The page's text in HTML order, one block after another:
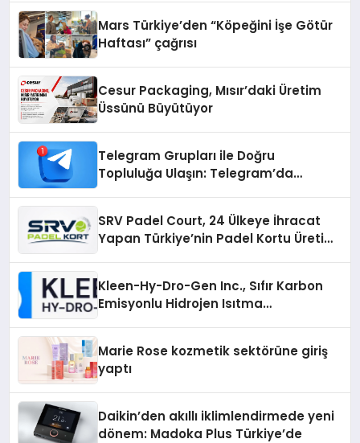
Mars Türkiye’den “Köpeğini İşe Götür
Haftası” çağrısı
Cesur Packaging, Mısır’daki Üretim
Üssünü Büyütüyor
Telegram Grupları ile Doğru
Topluluğa Ulaşın: Telegram’da
SRV Padel Court, 24 Ülkeye İhracat
Yapan Türkiye’nin Padel Kortu Üretim
Kleen-Hy-Dro-Gen Inc., Sıfır Karbon
Emisyonlu Hidrojen Isıtma
Marie Rose kozmetik sektörüne giriş
yaptı
Daikin’den akıllı iklimlendirmede yeni
dönem: Madoka Plus Türkiye’de